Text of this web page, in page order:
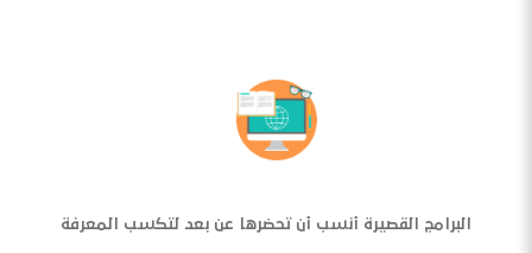
البرامج القصيرة أنسب أن تحضرها عن بعد لتكسب المعرفة